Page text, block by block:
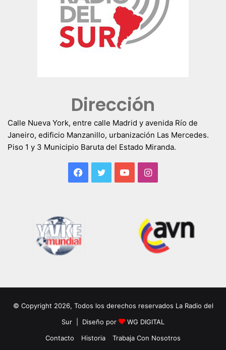
Dirección
Calle Nueva York, entre calle Madrid y avenida Río de
Janeiro, edificio Manzanillo, urbanización Las Mercedes.
Piso 1 y 3 Municipio Baruta del Estado Miranda.
Facebook
TwitterYouTubeInstagram
© Copyright 2026, Todos los derechos reservados La Radio del
Sur | Diseño por
WG DIGITAL
Contacto
Historia Trabaja Con Nosotros